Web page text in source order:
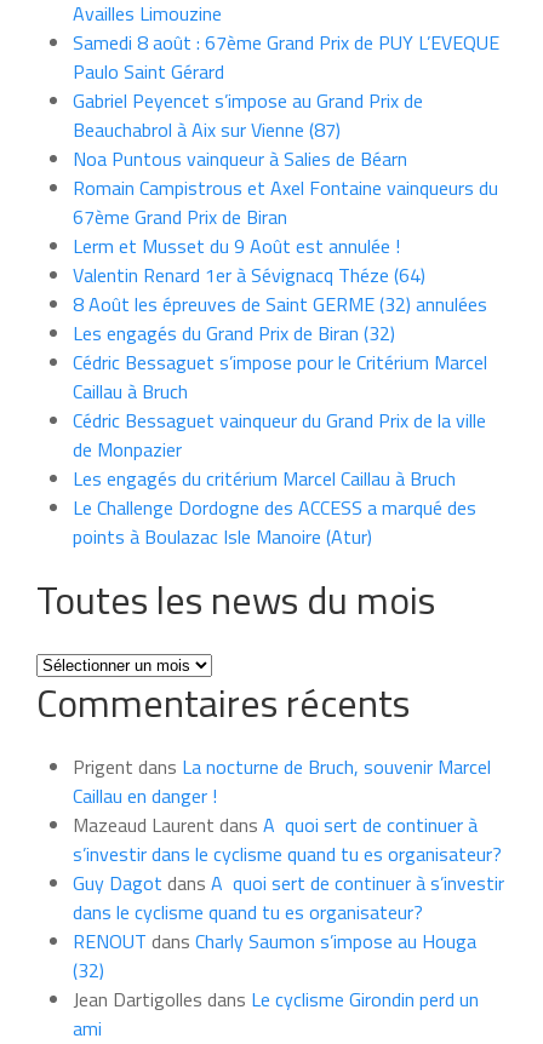
Availles Limouzine
Samedi 8 août : 67ème Grand Prix de PUY L’EVEQUE
Paulo Saint Gérard
Gabriel Peyencet s’impose au Grand Prix de
Beauchabrol à Aix sur Vienne (87)
Noa Puntous vainqueur à Salies de Béarn
Romain Campistrous et Axel Fontaine vainqueurs du
67ème Grand Prix de Biran
Lerm et Musset du 9 Août est annulée !
Valentin Renard 1er à Sévignacq Théze (64)
8 Août les épreuves de Saint GERME (32) annulées
Les engagés du Grand Prix de Biran (32)
Cédric Bessaguet s’impose pour le Critérium Marcel
Caillau à Bruch
Cédric Bessaguet vainqueur du Grand Prix de la ville
de Monpazier
Les engagés du critérium Marcel Caillau à Bruch
Le Challenge Dordogne des ACCESS a marqué des
points à Boulazac Isle Manoire (Atur)
Toutes les news du mois
Toutes
les
news
mois
Commentaires récents
Prigent dans La nocturne de Bruch, souvenir Marcel
Caillau en danger !
Mazeaud Laurent dans A quoi sert de continuer à
s’investir dans le cyclisme quand tu es organisateur?
Guy Dagot dans A quoi sert de continuer à s’investir
dans le cyclisme quand tu es organisateur?
RENOUT dans Charly Saumon s’impose au Houga
(32)
Jean Dartigolles dans Le cyclisme Girondin perd un
ami